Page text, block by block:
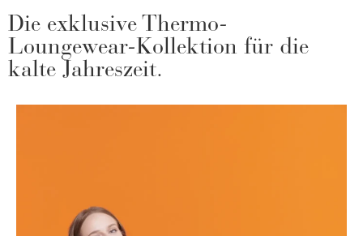
Die exklusive Thermo-
Loungewear-Kollektion für die
kalte Jahreszeit.